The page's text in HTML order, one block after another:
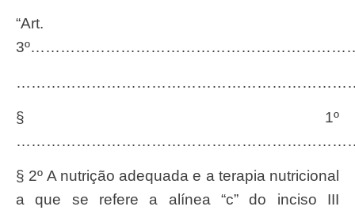
“Art.
§ 1º
§ 2º A nutrição adequada e a terapia nutricional
a que se refere a alínea “c” do inciso III